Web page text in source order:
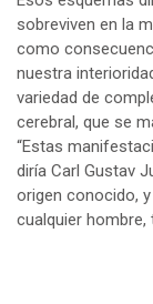
sobreviven en la
como
nuestra
variedad de
cerebral, que se
“Estas
diría Carl Gustav
origen conocido,
cualquier hombre,